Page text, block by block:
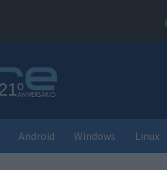
Android Windows Linux